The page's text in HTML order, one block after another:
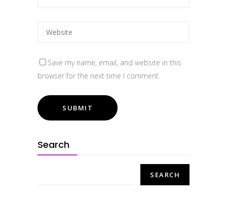
Save my name, email, and website in this
browser for the next time I comment.
Search
SEARCH